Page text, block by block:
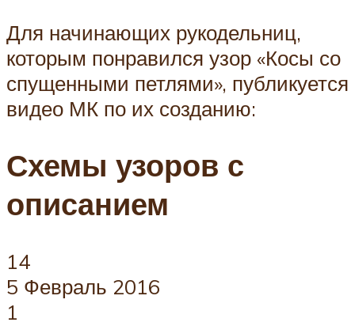
Для начинающих рукодельниц,
которым понравился узор «Косы со
спущенными петлями», публикуется
видео МК по их созданию:
Схемы узоров с
описанием
14
5 Февраль 2016
1